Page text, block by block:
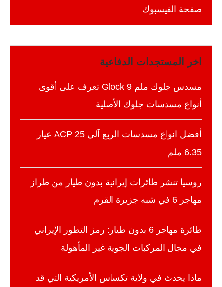
صفحة الفيسبوك
اخر المستجدات الدفاعية
مسدس جلوك ملم 9 Glock تعرف على أقوى
أنواع مسدسات جلوك الأصلية
أفضل انواع مسدسات الربع آلي 25 ACP عيار
6.35 ملم
روسيا تنشر طائرات إيرانية بدون طيار من طراز
مهاجر 6 في شبه جزيرة القرم
طائرة مهاجر 6 بدون طيار: رمز التطور الإيراني
في مجال المركبات الجوية غير المأهولة
ماذا يحدث في ولاية تكساس الأمريكية التي قد